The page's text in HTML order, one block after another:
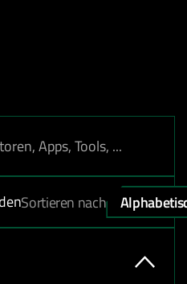
Sortieren nach